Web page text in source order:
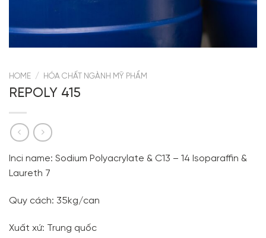
HOME / HÓA CHẤT NGÀNH MỸ PHẨM
REPOLY 415
Inci name: Sodium Polyacrylate & C13 – 14 Isoparaffin &
Laureth 7
Quy cách: 35kg/can
Xuất xứ: Trung quốc